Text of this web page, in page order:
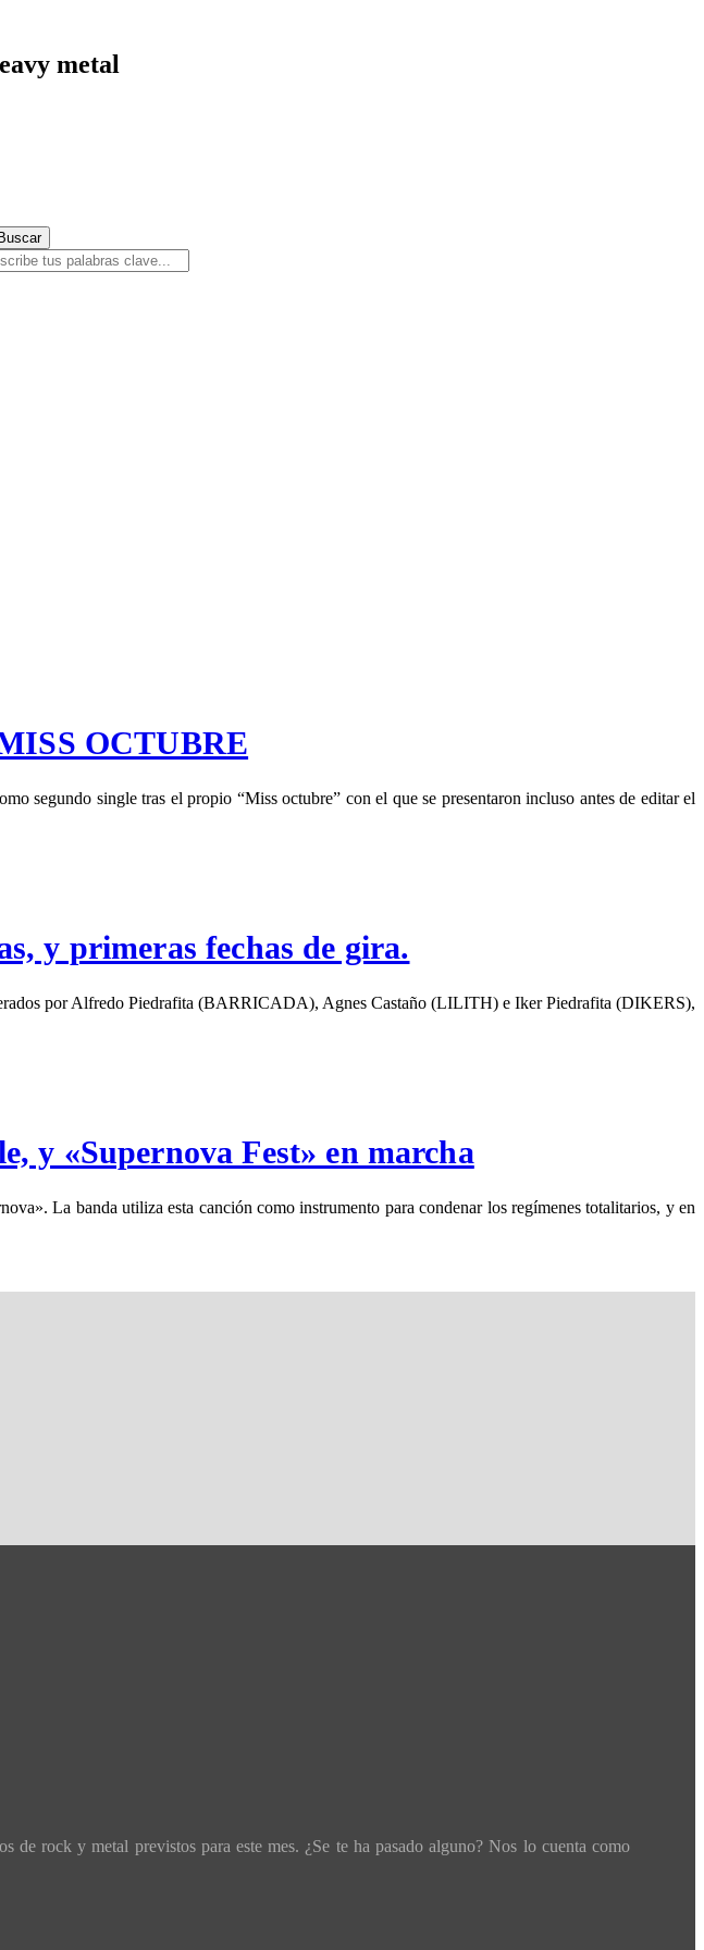
metal
OCTUBRE
segundo single tras el propio “Miss octubre” con el que se presentaron incluso antes de editar el
y primeras fechas de gira.
por Alfredo Piedrafita (BARRICADA), Agnes Castaño (LILITH) e Iker Piedrafita (DIKERS),
y «Supernova Fest» en marcha
La banda utiliza esta canción como instrumento para condenar los regímenes totalitarios, y en
rock y metal previstos para este mes. ¿Se te ha pasado alguno? Nos lo cuenta como